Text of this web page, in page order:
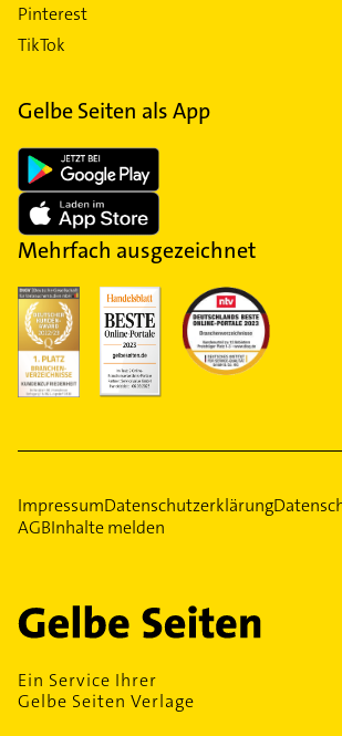
Pinterest
TikTok
Gelbe Seiten als App
Mehrfach ausgezeichnet
ImpressumDatenschutzerklärung
AGBInhalte melden
Ein Service Ihrer
Gelbe Seiten Verlage